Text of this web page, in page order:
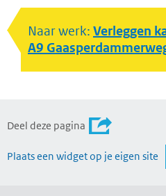
Naar werk: Verleggen
A9
Deel deze pagina
Plaats een widget op je eigen site